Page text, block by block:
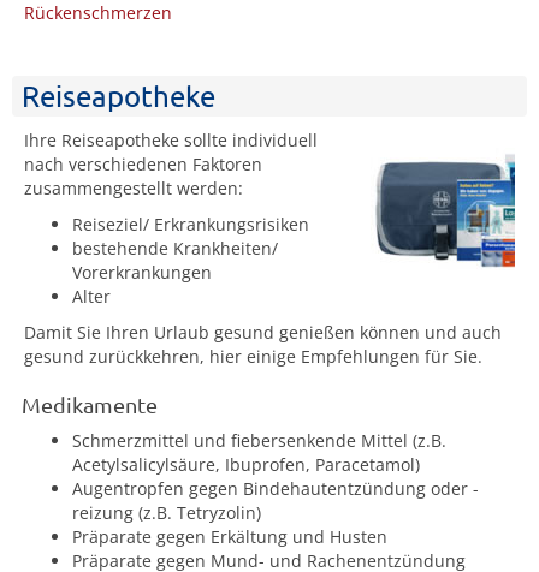
Rückenschmerzen
Reiseapotheke
Ihre Reiseapotheke sollte individuell
nach verschiedenen Faktoren
zusammengestellt werden:
Reiseziel/ Erkrankungsrisiken
bestehende Krankheiten/
Vorerkrankungen
Alter
Damit Sie Ihren Urlaub gesund genießen können und auch
gesund zurückkehren, hier einige Empfehlungen für Sie.
Medikamente
Schmerzmittel und fiebersenkende Mittel (z.B.
Acetylsalicylsäure, Ibuprofen, Paracetamol)
Augentropfen gegen Bindehautentzündung oder -
reizung (z.B. Tetryzolin)
Präparate gegen Erkältung und Husten
Präparate gegen Mund- und Rachenentzündung